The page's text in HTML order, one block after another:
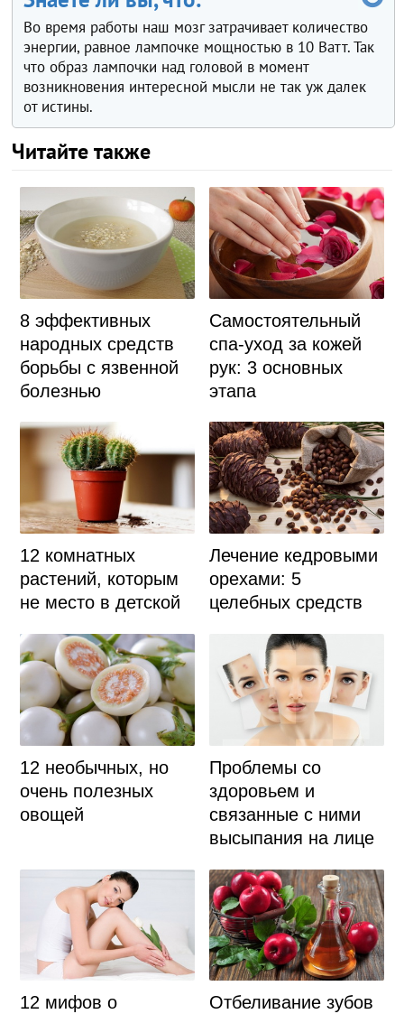
Во время работы наш мозг затрачивает количество
энергии, равное лампочке мощностью в 10 Ватт. Так
что образ лампочки над головой в момент
возникновения интересной мысли не так уж далек
от истины.
Читайте также
8 эффективных
народных средств
борьбы с язвенной
болезнью
Самостоятельный
спа-уход за кожей
рук: 3 основных
этапа
12 комнатных
растений, которым
не место в детской
Лечение кедровыми
орехами: 5
целебных средств
12 необычных, но
очень полезных
овощей
Проблемы со
здоровьем и
связанные с ними
высыпания на лице
12 мифов о
Отбеливание зубов